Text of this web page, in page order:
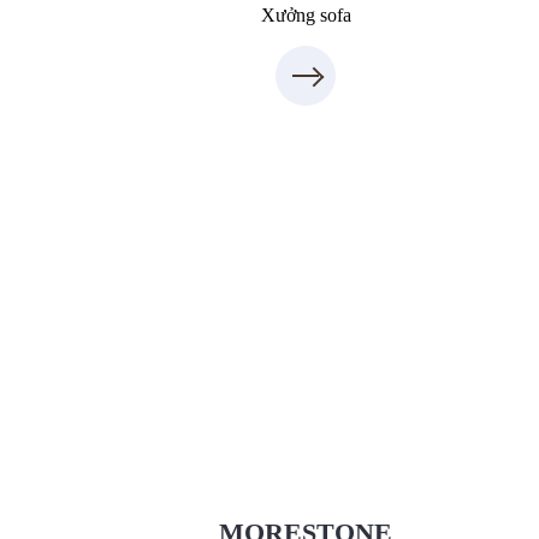
Xưởng sofa
MORESTONE